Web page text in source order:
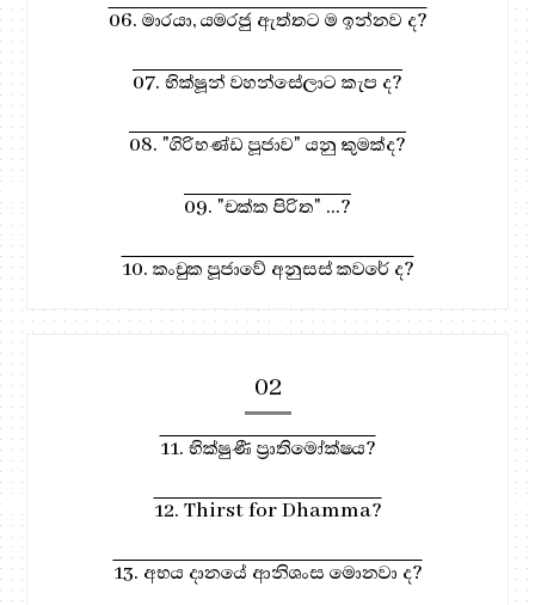
06. මාරයා, යමරජු ඇත්තට ම ඉන්නව ද?
07. භික්ෂූන් වහන්සේලාට කැප ද?
08. "ගිරිභණ්ඩ පූජාව" යනු කුමක්ද?
09. "චක්ක පිරිත" ...?
10. කංචුක පූජාවේ අනුසස් කවරේ ද?
02
11. භික්ෂුණී ප්‍රාතිමෝක්ෂය?
12. Thirst for Dhamma?
13. අභය දානයේ ආනිශංස මොනවා ද?